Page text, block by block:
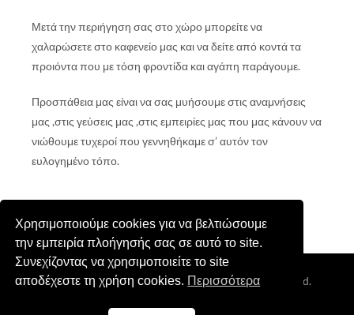
Μετά την περιήγηση σας στο χώρο μπορείτε να
χαλαρώσετε στο καφενείο μας και να δείτε από κοντά τα
προιόντα που με τόση φροντίδα και αγάπη παράγουμε.
Προσπάθεια μας είναι να σας μυήσουμε στις αναμνήσεις
μας ,στις γεύσεις μας ,στις εμπειρίες μας που μας κάνουν να
νιώθουμε τυχεροί που γεννηθήκαμε σ’ αυτόν τον
ευλογημένο τόπο.
Coppyright © 2026Cretan Aroma. All Rights Reserved.
Χρησιμοποιούμε cookies για να βελτιώσουμε
την εμπειρία πλοήγησής σας σε αυτό το site.
Συνεχίζοντας να χρησιμοποιείτε το site
αποδέχεστε τη χρήση cookies. Περισσότερα